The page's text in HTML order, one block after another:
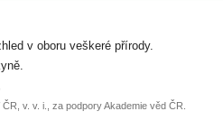
nebo
v oboru veškeré přírody.
v. v. i., za podpory Akademie věd ČR.